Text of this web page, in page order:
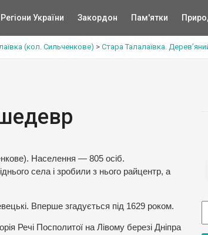
Регіони України Закордон Пам'ятки
(кол. Сильченкове) > Стара Талалаївка.
Населення — 805 осіб.
села і зробили з нього райцентр, а
Вперше згадується під 1629 роком.
Речі Посполитої на Лівому березі Дніпра